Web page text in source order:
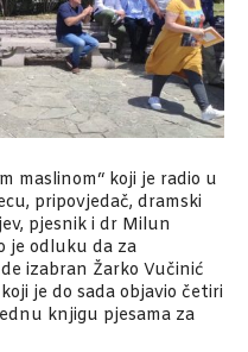
maslinom“ koji je radio u
pripovjedač, dramski
pjesnik i dr Milun
je odluku da za
izabran Žarko Vučinić
je do sada objavio četiri
knjigu pjesama za